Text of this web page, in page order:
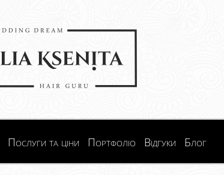
Послуги та ціни Портфоліо Відгуки Блог